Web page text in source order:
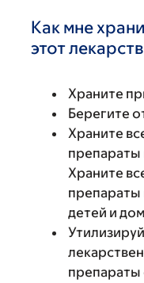
Как мне
этот
Храните
Берегите
Храните
препараты
Храните
препараты
детей и
препараты